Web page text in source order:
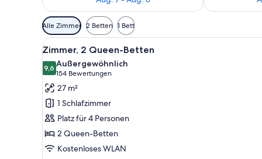
Verfügbare
Filter
für
Zimmer
Alle Zimmer 2 Betten 1 Bett
Alle
Fotos
für
Zimmer,
2 Queen-
Betten
anzeigen
Ein Hotelzimmer mit zwei
7
Zimmer, 2 Queen-Betten
9,69,6 von 10
Außergewöhnlich
154 Bewertungen
(154
Bewertungen)
27 m²
1 Schlafzimmer
Platz für 4 Personen
2 Queen-Betten
Kostenloses WLAN